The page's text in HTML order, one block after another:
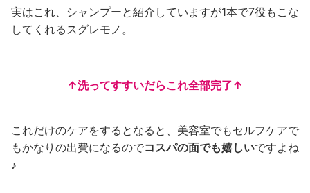
実はこれ、シャンプーと紹介していますが1本で7役もこな
してくれるスグレモノ。
↑洗ってすすいだらこれ全部完了↑
これだけのケアをするとなると、美容室でもセルフケアで
もかなりの出費になるのでコスパの面でも嬉しいですよね
♪